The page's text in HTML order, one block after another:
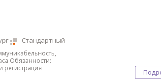
Стандартный
Обязанности:
регистрация